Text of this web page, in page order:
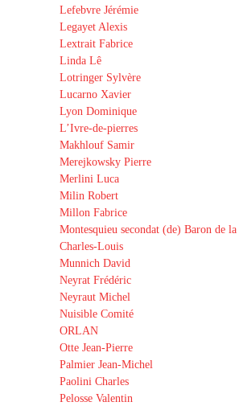
Lefebvre Jérémie
Legayet Alexis
Lextrait Fabrice
Linda Lê
Lotringer Sylvère
Lucarno Xavier
Lyon Dominique
L’Ivre-de-pierres
Makhlouf Samir
Merejkowsky Pierre
Merlini Luca
Milin Robert
Millon Fabrice
Montesquieu secondat (de) Baron de la
Charles-Louis
Munnich David
Neyrat Frédéric
Neyraut Michel
Nuisible Comité
ORLAN
Otte Jean-Pierre
Palmier Jean-Michel
Paolini Charles
Pelosse Valentin